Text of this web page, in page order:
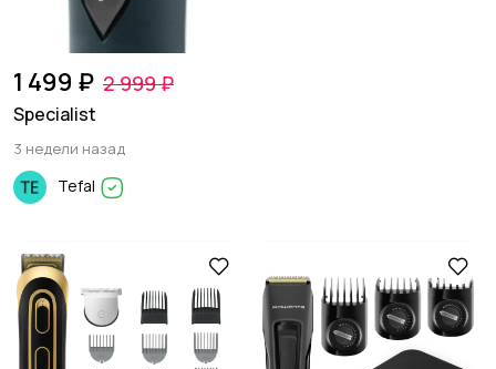
1 499 ₽ 2 999 ₽
Specialist
3 недели назад
Tefal